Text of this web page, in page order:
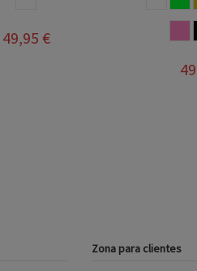
BLANCO+SAVIA
BLANCO+CELESTE 57,95 €
Zona para clientes